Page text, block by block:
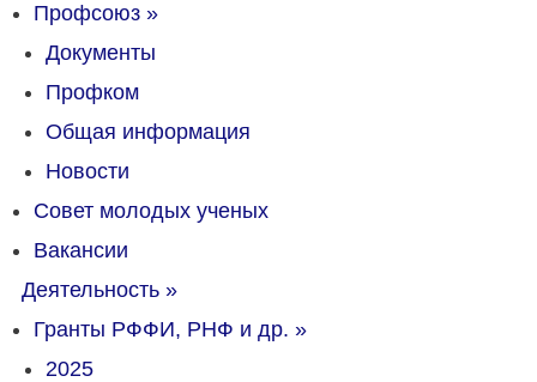
Профсоюз »
Документы
Профком
Общая информация
Новости
Совет молодых ученых
Вакансии
Деятельность »
Гранты РФФИ, РНФ и др. »
2025